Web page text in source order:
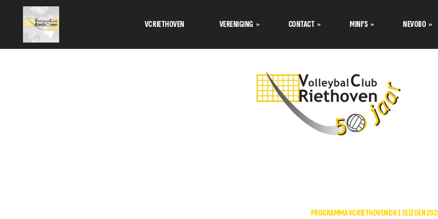
VC RIETHOVEN VERENIGING
Bestuur stelt zich voor
Aannamebeleid
CONTACT
Formulier inschrijven
Formulier meetrainen
MINI’S
Mini van de maand
Teamindeling Seizoen 2025-
2026 Volley Stars Mini’s
NEVOBO
Teamindeling Nevobo
PROGRAMMA VC RIETHOVEN DR 1 SEIZOEN